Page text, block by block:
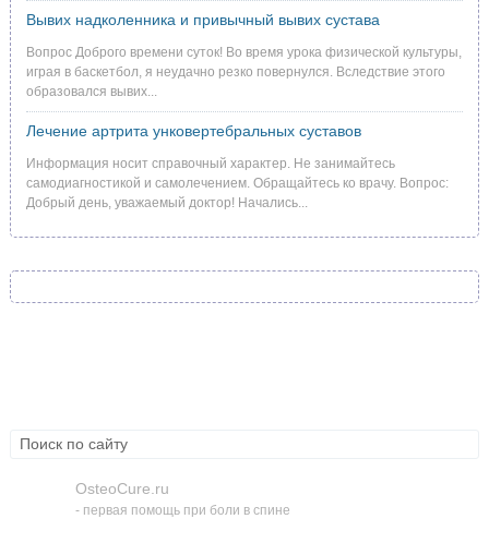
Вывих надколенника и привычный вывих сустава
Вопрос Доброго времени суток! Во время урока физической культуры,
играя в баскетбол, я неудачно резко повернулся. Вследствие этого
образовался вывих...
Лечение артрита унковертебральных суставов
Информация носит справочный характер. Не занимайтесь
самодиагностикой и самолечением. Обращайтесь ко врачу. Вопрос:
Добрый день, уважаемый доктор! Начались...
OsteoCure.ru
- первая помощь при боли в спине